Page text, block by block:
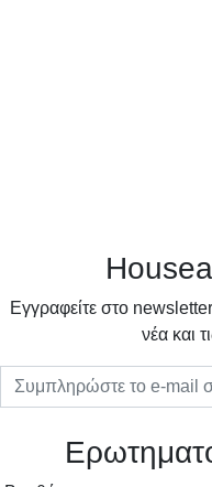
Eγγραφείτε στο
νέα και